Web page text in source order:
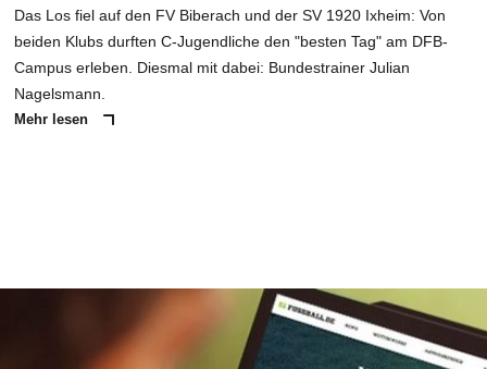
Das Los fiel auf den FV Biberach und der SV 1920 Ixheim: Von
beiden Klubs durften C-Jugendliche den "besten Tag" am DFB-
Campus erleben. Diesmal mit dabei: Bundestrainer Julian
Nagelsmann.
Mehr lesen